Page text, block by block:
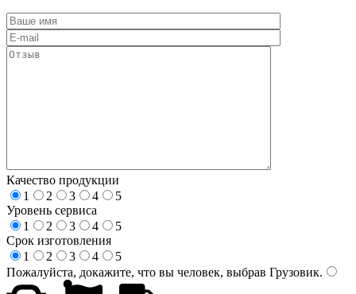
Качество продукции
1
2 3 4
5
Уровень сервиса
1
2 3 4
5
Срок изготовления
1
2 3 4
5
Пожалуйста, докажите, что вы человек, выбрав Грузовик.